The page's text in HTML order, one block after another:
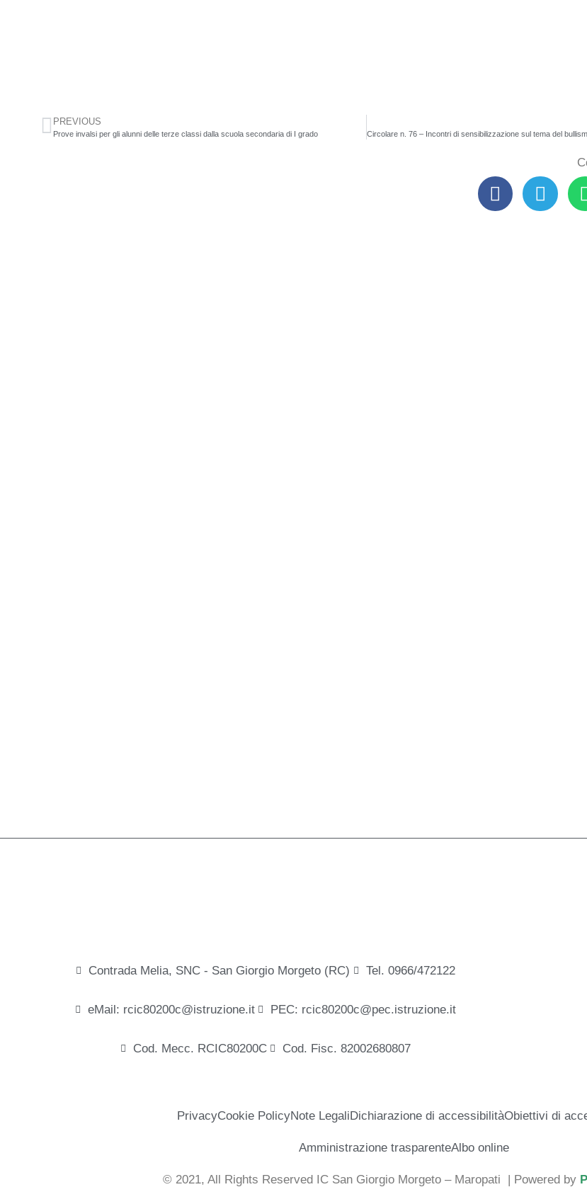
PREVIOUS
Prove invalsi per gli alunni delle terze classi dalla scuola secondaria di I grado
Contrada Melia, SNC - San Giorgio Morgeto (RC) Tel. 0966/472122
eMail: rcic80200c@istruzione.it PEC: rcic80200c@pec.istruzione.it
Cod. Mecc. RCIC80200C Cod. Fisc. 82002680807
PrivacyCookie PolicyNote LegaliDichiarazione di accessibilitàObiettivi di
Amministrazione trasparenteAlbo online
© 2021, All Rights Reserved IC San Giorgio Morgeto – Maropati | Powered by